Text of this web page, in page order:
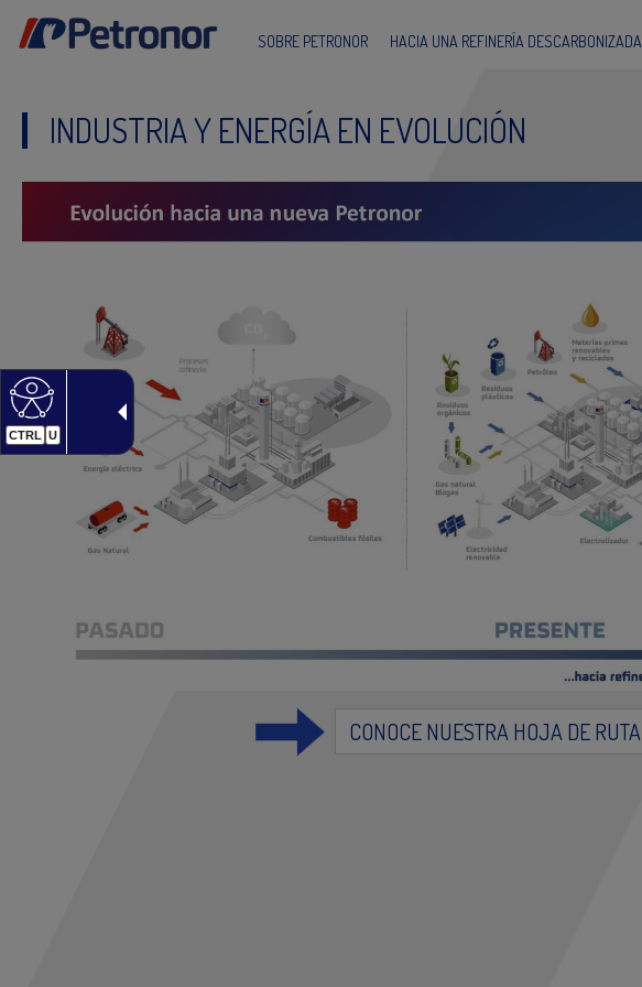
CTRL U
SOBRE PETRONOR HACIA UNA REFINERÍA DESCARBONIZADA
INDUSTRIA Y ENERGÍA EN EVOLUCIÓN
CONOCE NUESTRA HOJA DE RUTA